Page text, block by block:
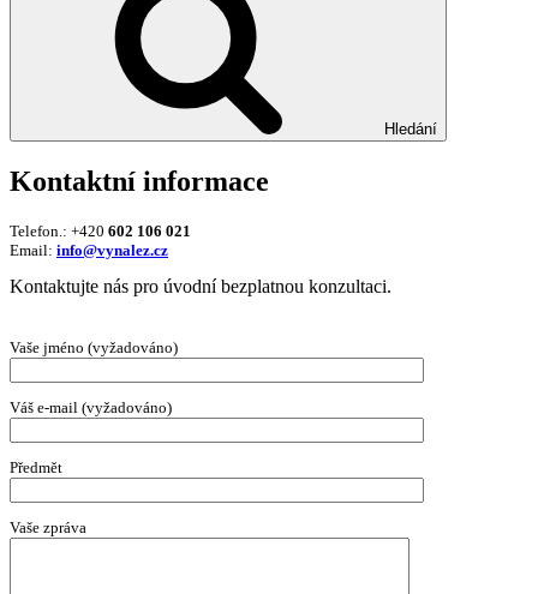
Hledání
Kontaktní informace
Telefon.: +420 602 106 021
Email: info@vynalez.cz
Kontaktujte nás pro úvodní bezplatnou konzultaci.
Vaše jméno (vyžadováno)
Váš e-mail (vyžadováno)
Předmět
Vaše zpráva